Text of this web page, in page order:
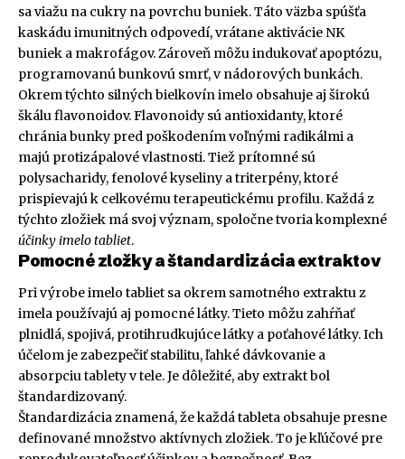
sa viažu na cukry na povrchu buniek. Táto väzba spúšťa
kaskádu imunitných odpovedí, vrátane aktivácie NK
buniek a makrofágov. Zároveň môžu indukovať apoptózu,
programovanú bunkovú smrť, v nádorových bunkách.
Okrem týchto silných bielkovín imelo obsahuje aj širokú
škálu flavonoidov. Flavonoidy sú antioxidanty, ktoré
chránia bunky pred poškodením voľnými radikálmi a
majú protizápalové vlastnosti. Tiež prítomné sú
polysacharidy, fenolové kyseliny a triterpény, ktoré
prispievajú k celkovému terapeutickému profilu. Každá z
týchto zložiek má svoj význam, spoločne tvoria komplexné
účinky imelo tabliet.
Pomocné zložky a štandardizácia extraktov
Pri výrobe imelo tabliet sa okrem samotného extraktu z
imela používajú aj pomocné látky. Tieto môžu zahŕňať
plnidlá, spojivá, protihrudkujúce látky a poťahové látky. Ich
účelom je zabezpečiť stabilitu, ľahké dávkovanie a
absorpciu tablety v tele. Je dôležité, aby extrakt bol
štandardizovaný.
Štandardizácia znamená, že každá tableta obsahuje presne
definované množstvo aktívnych zložiek. To je kľúčové pre